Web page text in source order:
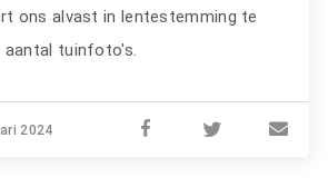
ons alvast in lentestemming te
aantal tuinfoto's.
2024